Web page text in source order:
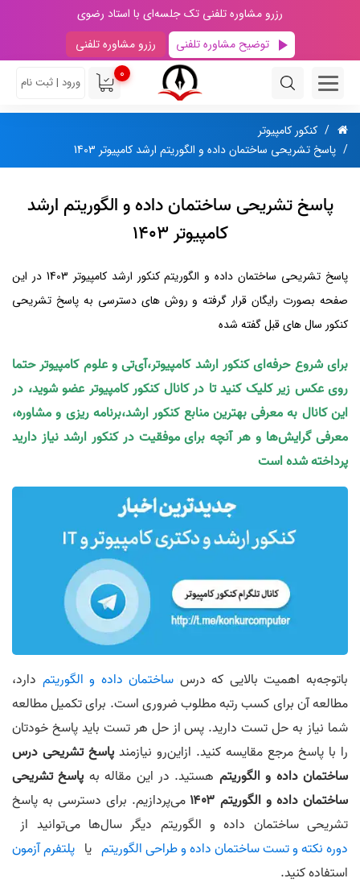
رزرو مشاوره تلفنی تک جلسه‌ای با استاد رضوی
توضیح مشاوره تلفنی
رزرو مشاوره تلفنی
0
ورود | ثبت نام
کنکور کامپیوتر
پاسخ تشریحی ساختمان داده و الگوریتم ارشد کامپیوتر 1403
پاسخ تشریحی ساختمان داده و الگوریتم ارشد
کامپیوتر 1403
پاسخ تشریحی ساختمان داده و الگوریتم کنکور ارشد کامپیوتر 1403 در این
صفحه بصورت رایگان قرار گرفته و روش‌ های دسترسی به پاسخ تشریحی
کنکور سال های قبل گفته شده
برای شروع حرفه‌ای کنکور ارشد کامپیوتر،آی‌تی و علوم کامپیوتر حتما
روی عکس زیر کلیک کنید تا در کانال کنکور کامپیوتر عضو شوید، در
این کانال به معرفی بهترین منابع کنکور ارشد،برنامه ریزی و مشاوره،
معرفی گرایش‌ها و هر آنچه برای موفقیت در کنکور ارشد نیاز دارید
پرداخته شده است
باتوجه‌به اهمیت بالایی که درس ساختمان داده و الگوریتم دارد،
مطالعه آن برای کسب رتبه مطلوب ضروری است. برای تکمیل مطالعه
شما نیاز به حل تست‌ دارید. پس از حل هر تست باید پاسخ خودتان
را با پاسخ مرجع مقایسه کنید. ازاین‌رو نیازمند پاسخ تشریحی درس
ساختمان داده و الگوریتم هستید. در این مقاله به پاسخ تشریحی
ساختمان داده و الگوریتم ۱۴۰۳
می‌پردازیم. برای دسترسی به پاسخ
تشریحی ساختمان داده و الگوریتم دیگر سال‌‌ها می‌‌توانید از
دوره نکته و تست ساختمان‌ داده و طراحی الگوریتم یا پلتفرم آزمون
استفاده کنید.